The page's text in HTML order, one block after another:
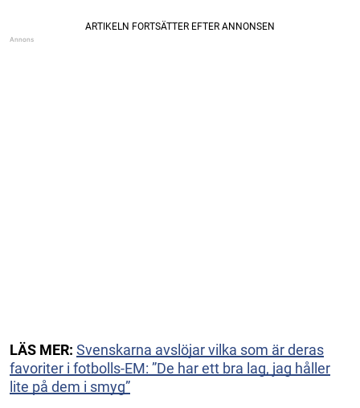
LÄS MER: Svenskarna avslöjar vilka som är deras
favoriter i fotbolls-EM: ”De har ett bra lag, jag håller
lite på dem i smyg”